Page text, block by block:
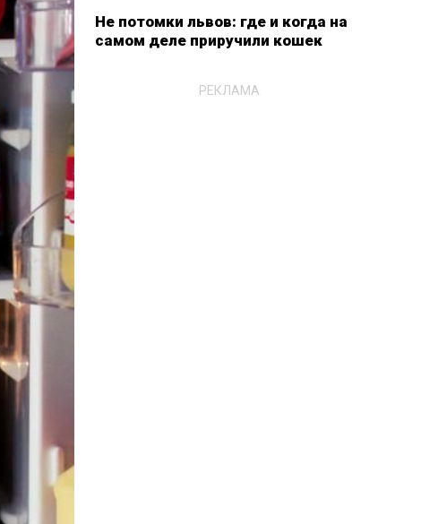
Не потомки львов: где и когда на
самом деле приручили кошек
РЕКЛАМА